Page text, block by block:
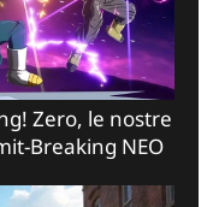
Zero, le nostre
Breaking NEO